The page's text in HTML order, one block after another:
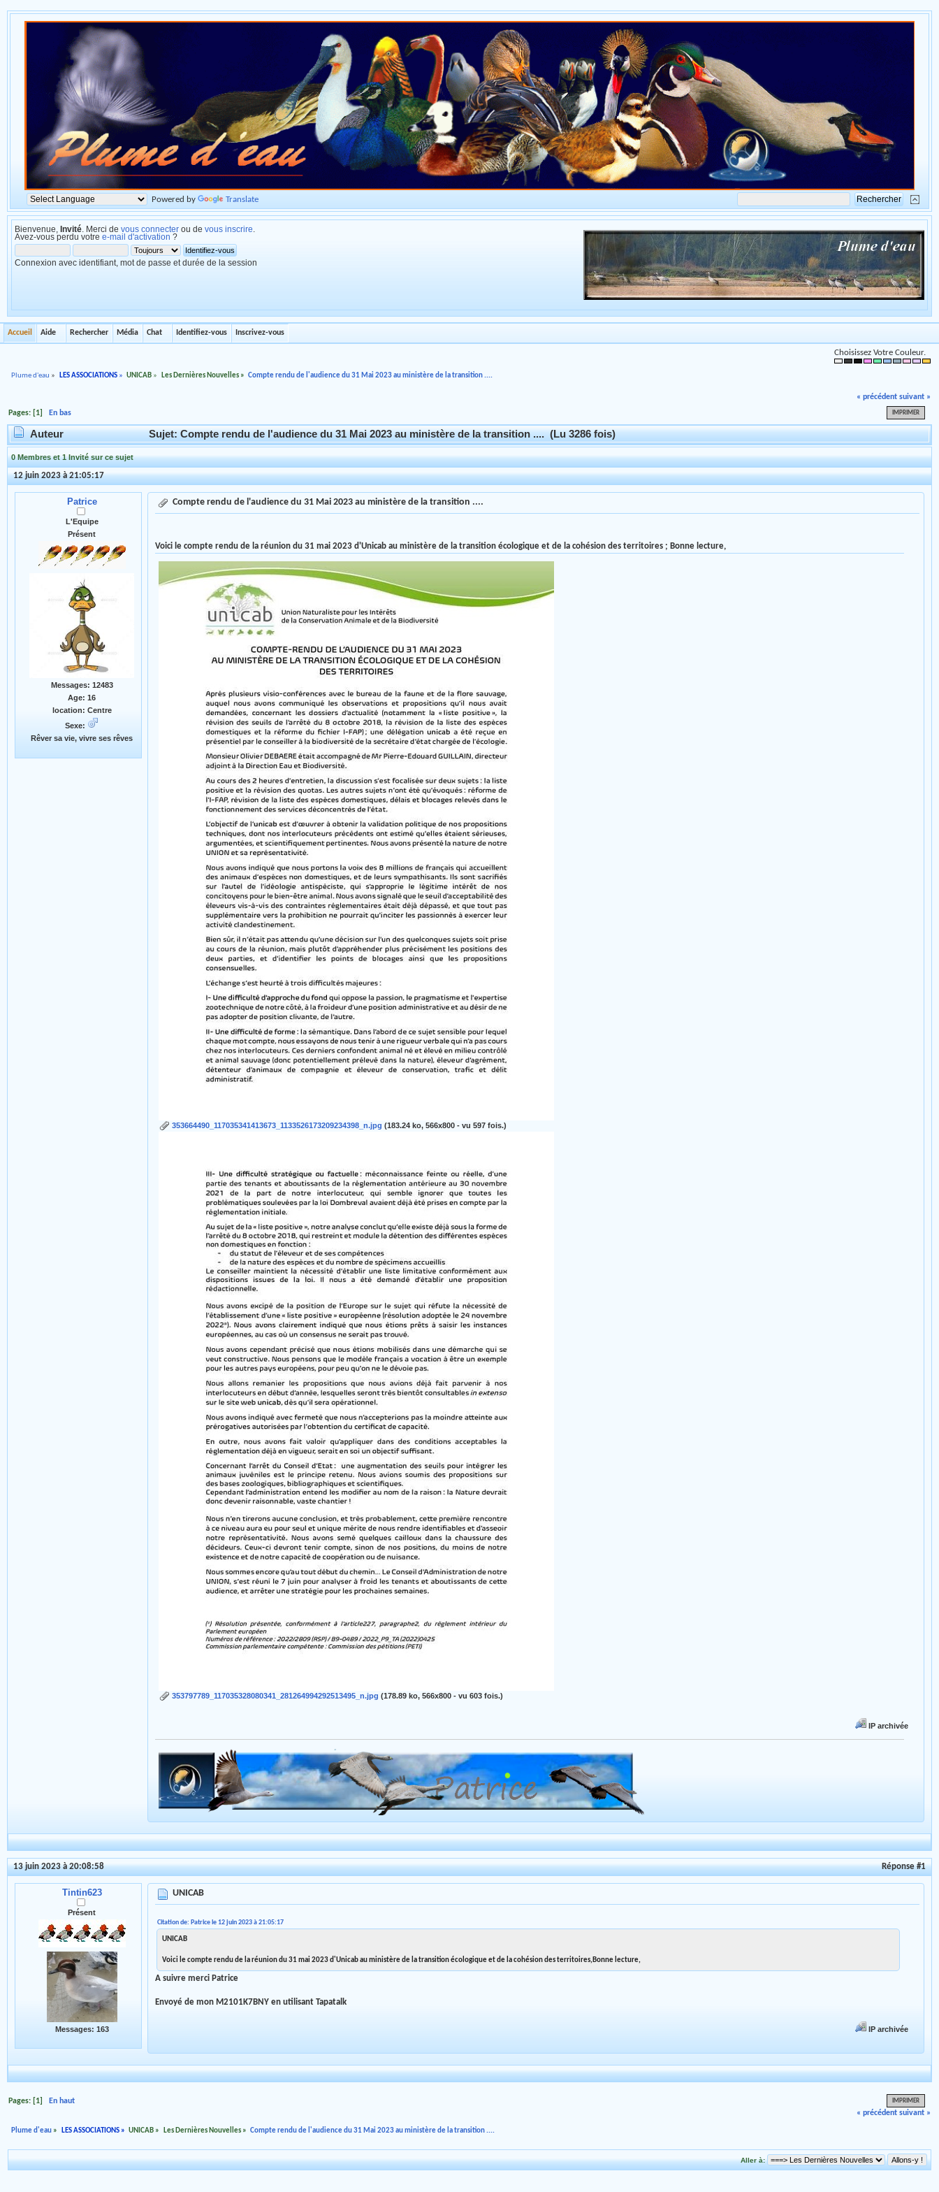
Powered by Translate
Bienvenue, Invité . Merci de vous connecter ou de vous inscrire
Avez-vous perdu votre e-mail d'activation ?
Connexion avec identifiant, mot de passe et durée de la session
Accueil Aide Rechercher Média Chat Identifiez-vous Inscrivez-vous
Choisissez Votre Couleur.
Plume d'eau » LES ASSOCIATIONS» UNICAB » Les Dernières Nouvelles» Compte rendu de l'audience du 31 Mai 2023 au ministère de la transition ....
« précédent suivant »
IMPRIMER
Pages: [1] En bas
Auteur Sujet: Compte rendu de l'audience du 31 Mai 2023 au ministère de la transition .... (Lu 3286 fois)
0 Membres et 1 Invité sur ce sujet
12 juin 2023 à 21:05:17
Patrice
L'Equipe
Présent
Messages: 12483
Age: 16
location: Centre
Sexe:
Rêver sa vie, vivre ses rêves
Compte rendu de l'audience du 31 Mai 2023 au ministère de la transition ....
Voici le compte rendu de la réunion du 31 mai 2023 d'Unicab au ministère de la transition écologique et de la cohésion des territoires ; Bonne lecture,
353664490_117035341413673_1133526173209234398_n.jpg (183.24 ko, 566x800 - vu 597 fois.)
353797789_117035328080341_281264994292513495_n.jpg (178.89 ko, 566x800 - vu 603 fois.)
IP archivée
13 juin 2023 à 20:08:58 Réponse #1
Tintin623
Présent
Messages: 163
UNICAB
Citation de: Patrice le 12 juin 2023 à 21:05:17
UNICAB
Voici le compte rendu de la réunion du 31 mai 2023 d'Unicab au ministère de la transition écologique et de la cohésion des territoires,Bonne lecture,
A suivre merci Patrice
Envoyé de mon M2101K7BNY en utilisant Tapatalk
IP archivée
IMPRIMER
Pages: [1]
En haut
« précédent suivant »
Plume d'eau » LES ASSOCIATIONS» UNICAB » Les Dernières Nouvelles» Compte rendu de l'audience du 31 Mai 2023 au ministère de la transition ....
Aller à: